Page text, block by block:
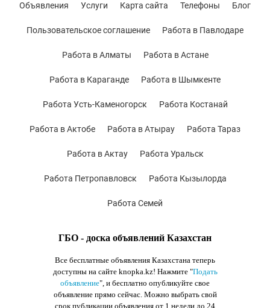
ГБО - доска объявлений Казахстан
Все бесплатные объявления Казахстана теперь
доступны на сайте knopka.kz! Нажмите "Подать
объявление", и бесплатно опубликуйте свое
объявление прямо сейчас. Можно выбрать свой
срок публикации объявления от 1 недели до 24
Объявления Услуги Карта сайта Телефоны Блог
Пользовательское соглашение Работа в Павлодаре
Работа в Алматы Работа в Астане
Работа в Караганде Работа в Шымкенте
Работа Усть-Каменогорск Работа Костанай
Работа в Актобе Работа в Атырау Работа Тараз
Работа в Актау Работа Уральск
Работа Петропавловск Работа Кызылорда
Работа Семей